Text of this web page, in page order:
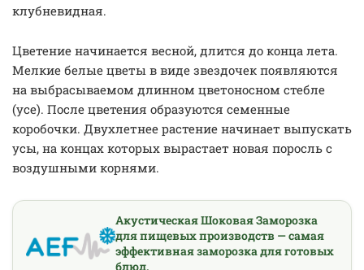
клубневидная.
Цветение начинается весной, длится до конца лета.
Мелкие белые цветы в виде звездочек появляются
на выбрасываемом длинном цветоносном стебле
(усе). После цветения образуются семенные
коробочки. Двухлетнее растение начинает выпускать
усы, на концах которых вырастает новая поросль с
воздушными корнями.
Акустическая Шоковая Заморозка
для пищевых производств — самая
эффективная заморозка для готовых
блюд.